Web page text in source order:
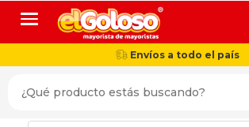
Toggle navigation
Envíos a todo el país